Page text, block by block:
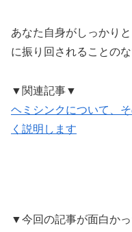
あなた自身がしっかり
に振り回されることの
▼関連記事▼
ヘミシンクについて、
く説明します
▼今回の記事が面白か